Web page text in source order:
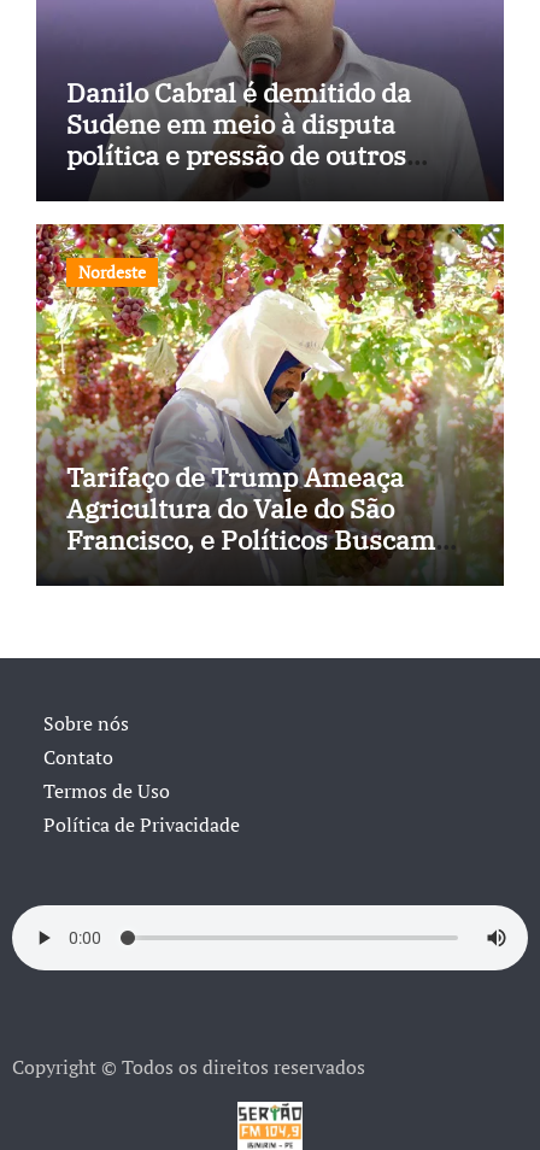
Danilo Cabral é demitido da
Sudene em meio à disputa
política e pressão de outros
estados
Nordeste
Tarifaço de Trump Ameaça
Agricultura do Vale do São
Francisco, e Políticos Buscam
Soluções
Sobre nós
Contato
Termos de Uso
Política de Privacidade
Copyright © Todos os direitos reservados